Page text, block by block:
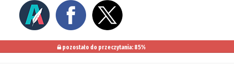
pozostało do przeczytania: 85%